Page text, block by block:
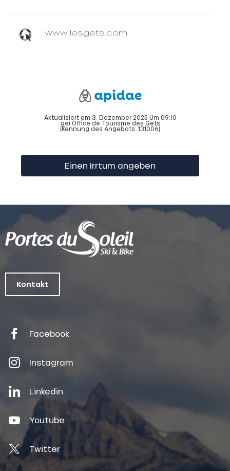
www.lesgets.com
Aktualisiert am 3. Dezember 2025 Um 09:10
gei Office de Tourisme des Gets
(Kennung des Angebots: 131006)
Einen Irrtum angeben
Kontakt
Facebook
Instagram
Linkedin
Youtube
Twitter